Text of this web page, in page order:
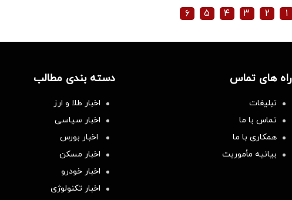
۱ ۲ ۳ ۴ ۵ ۶
راه های تماس
تبلیغات
تماس با ما
همکاری با ما
بیانیه مأموریت
دسته بندی مطالب
اخبار طلا و ارز
اخبار سیاسی
اخبار بورس
اخبار مسکن
اخبار خودرو
اخبار تکنولوژی